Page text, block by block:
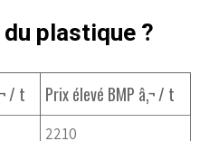
plastique ?
/ t Prix ​​élevé BMP â‚¬ / t
2210